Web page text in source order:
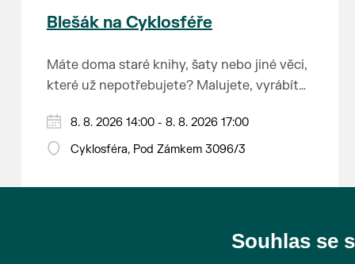
Blešák na Cyklosféře
Máte doma staré knihy, šaty nebo jiné věci,
které už nepotřebujete? Malujete, vyrábíte
Chcete se zbavit staré sbírky, která
zbytečně leží na půdě? Překáží vám ve
Anebo byste rádi našli poklady za pár
Prodejce prosíme tradičně o příchod 30
8. 8. 2026 14:00 - 8. 8. 2026 17:00
Cyklosféra, Pod Zámkem 3096/3
Souhlas se